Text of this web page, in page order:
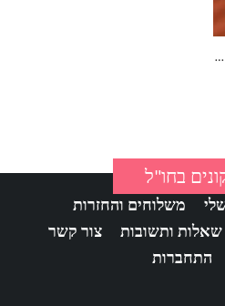
קופסת אחסון מחולקת לתכשיטים – מבחר הדפסים
בחו"ל
משלוחים והחזרות
שאלות ותשובות
צור קשר
התחברות